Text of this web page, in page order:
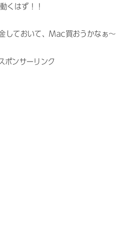
くはず！！
しておいて、Mac買おうかなぁ〜
ポンサーリンク